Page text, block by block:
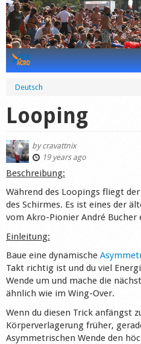
News
Videos
Forum
Startplaces
Calendar
Gear
Market
Shop
Deutsch
Looping
bycravattnix
19 years ago
Beschreibung:
Während des Loopings fliegt
des Schirmes. Es ist eines der
vom Akro-Pionier André Bucher
Einleitung:
Baue eine dynamische
Takt richtig ist und du viel
Wende um und mache die
ähnlich wie im Wing-Over.
Wenn du diesen Trick anfängst
Körperverlagerung früher,
Asymmetrischen Wende den